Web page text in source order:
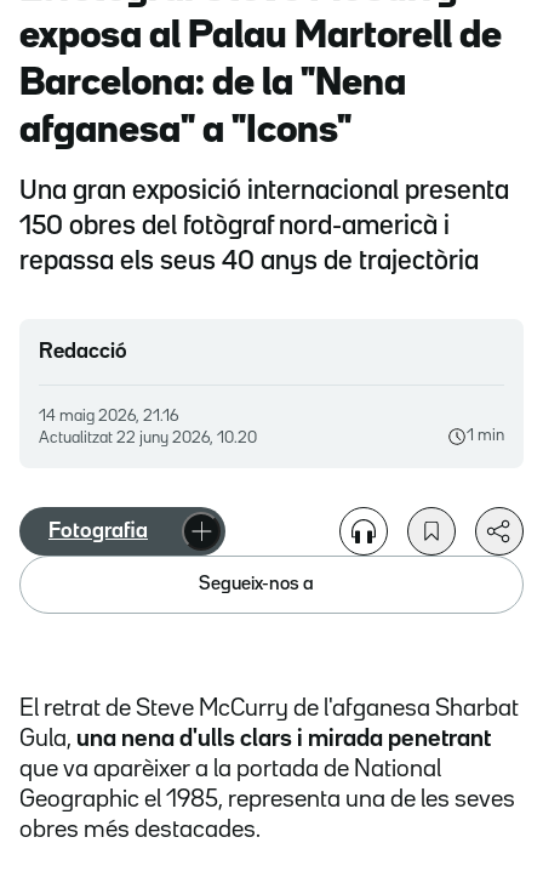
exposa al Palau Martorell de
Barcelona: de la "Nena
afganesa" a "Icons"
Una gran exposició internacional presenta
150 obres del fotògraf nord-americà i
repassa els seus 40 anys de trajectòria
Redacció
14 maig 2026, 21.16
Actualitzat 22 juny 2026, 10.20 1 min
Fotografia
Segueix-nos a
El retrat de Steve McCurry de l'afganesa Sharbat
Gula, una nena d'ulls clars i mirada penetrant
que va aparèixer a la portada de National
Geographic el 1985, representa una de les seves
obres més destacades.